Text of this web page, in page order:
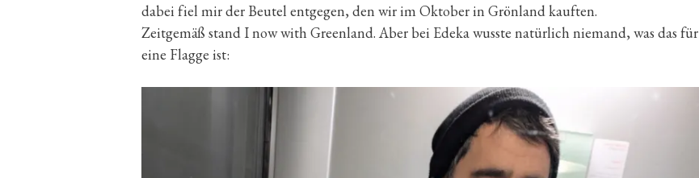
dabei fiel mir der Beutel entgegen, den wir im Oktober in Grönland kauften.
Zeitgemäß stand I now with Greenland. Aber bei Edeka wusste natürlich niemand, was das für
eine Flagge ist: